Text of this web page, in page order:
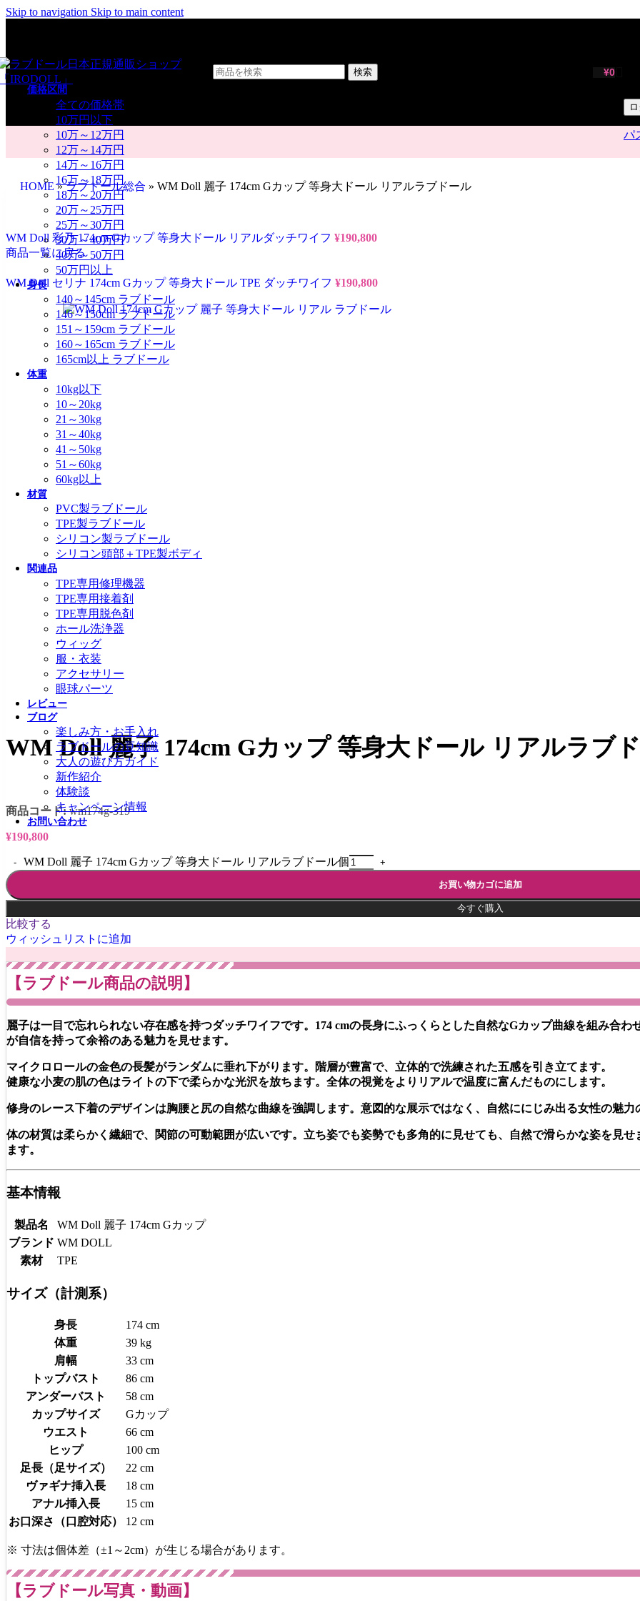
Skip to navigation Skip to main content
検索 ¥0
パ
価格区間
全ての価格帯
10万円以下
10万～12万円
12万～14万円
14万～16万円
16万～18万円
18万～20万円
20万～25万円
25万～30万円
30万～40万円
40万～50万円
50万円以上
身長
140～145cm ラブドール
146～150cm ラブドール
151～159cm ラブドール
160～165cm ラブドール
165cm以上 ラブドール
体重
10kg以下
10～20kg
21～30kg
31～40kg
41～50kg
51～60kg
60kg以上
材質
PVC製ラブドール
TPE製ラブドール
シリコン製ラブドール
シリコン頭部＋TPE製ボディ
関連品
TPE専用修理機器
TPE専用接着剤
TPE専用脱色剤
ホール洗浄器
ウィッグ
服・衣装
アクセサリー
眼球パーツ
レビュー
ブログ
楽しみ方・お手入れ
ラブドールの豆知識
大人の遊び方ガイド
新作紹介
体験談
キャンペーン情報
お問い合わせ
HOME»ラブドール総合 » WM Doll 麗子 174cm Gカップ 等身大ドール リアルラブドール
WM Doll 彩乃 174cm Gカップ 等身大ドール リアルダッチワイフ ¥190,800
商品一覧に戻る
WM Doll セリナ 174cm Gカップ 等身大ドール TPE ダッチワイフ ¥190,800
WM Doll 麗子 174cm Gカップ 等身大ドール リアルラブ
商品コード:wm174g-319
¥190,800
WM Doll 麗子 174cm Gカップ 等身大ドール リアルラブドール個
お買い物カゴに追加
今すぐ購入
比較する
ウィッシュリストに追加
【ラブドール商品の説明】
麗子は一目で忘れられない存在感を持つダッチワイフです。174 cmの長身にふっくらとした自然なGカップ曲線を組み合
が自信を持って余裕のある魅力を見せます。
マイクロロールの金色の長髪がランダムに垂れ下がります。階層が豊富で、立体的で洗練された五感を引き立てます。
健康な小麦の肌の色はライトの下で柔らかな光沢を放ちます。全体の視覚をよりリアルで温度に富んだものにします。
修身のレース下着のデザインは胸腰と尻の自然な曲線を強調します。意図的な展示ではなく、自然ににじみ出る女性の魅力
体の材質は柔らかく繊細で、関節の可動範囲が広いです。立ち姿でも姿勢でも多角的に見せても、自然で滑らかな姿を見
ます。
基本情報
製品名
WM Doll 麗子 174cm Gカップ
ブランド WM DOLL
素材
TPE
サイズ（計測系）
身長
174 cm
体重
39 kg
肩幅
33 cm
トップバスト
86 cm
アンダーバスト
58 cm
カップサイズ
Gカップ
ウエスト
66 cm
ヒップ
100 cm
足長（足サイズ）
22 cm
ヴァギナ挿入長
18 cm
アナル挿入長
15 cm
お口深さ（口腔対応）
12 cm
※ 寸法は個体差（±1～2cm）が生じる場合があります。
【ラブドール写真・動画】